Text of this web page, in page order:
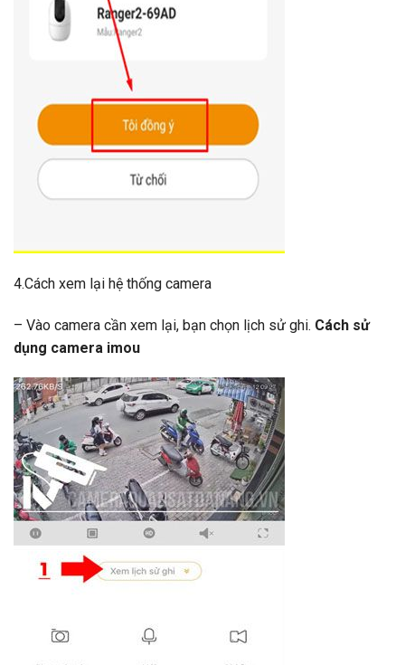
4.Cách xem lại hệ thống camera
– Vào camera cần xem lại, bạn chọn lịch sử ghi. Cách sử
dụng camera imou